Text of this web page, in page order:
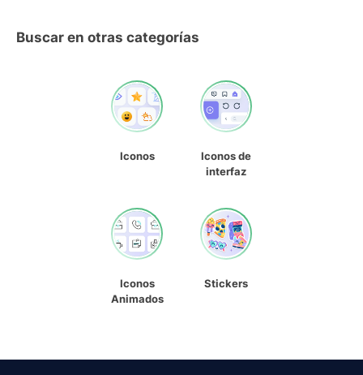
Buscar en otras categorías
Iconos
Iconos de
interfaz
Iconos
Animados
Stickers